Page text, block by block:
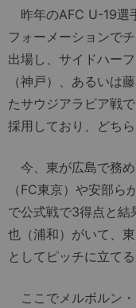
昨年のAFC U-19選
フォーメーションで
出場し、サイドハー
（神戸）、あるいは
たサウジアラビア戦
採用しており、どち
今、東が広島で務
（FC東京）や安部
で公式戦で3得点と結
也（浦和）がいて、
としてピッチに立て
ここでメルボルン・